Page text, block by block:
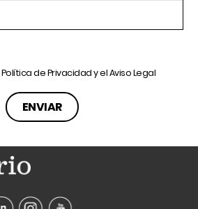
Política de Privacidady elAviso Legal